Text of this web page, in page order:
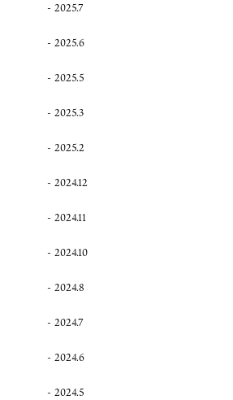
2025.7
2025.6
2025.5
2025.3
2025.2
2024.12
2024.11
2024.10
2024.8
2024.7
2024.6
2024.5